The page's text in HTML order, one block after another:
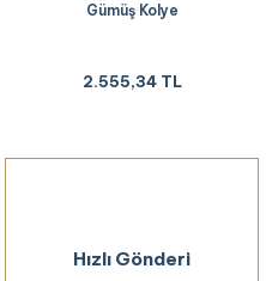
Gümüş Kolye
2.555,34 TL
Hızlı Gönderi